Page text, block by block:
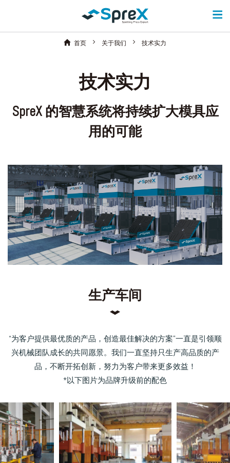
首页 关于我们 技术实力
技术实力
SpreX 的智慧系统将持续扩大模具应
用的可能
生产车间
“为客户提供最优质的产品，创造最佳解决的方案”一直是引领顺
兴机械团队成长的共同愿景。我们一直坚持只生产高品质的产
品，不断开拓创新，努力为客户带来更多效益！
*以下图片为品牌升级前的配色